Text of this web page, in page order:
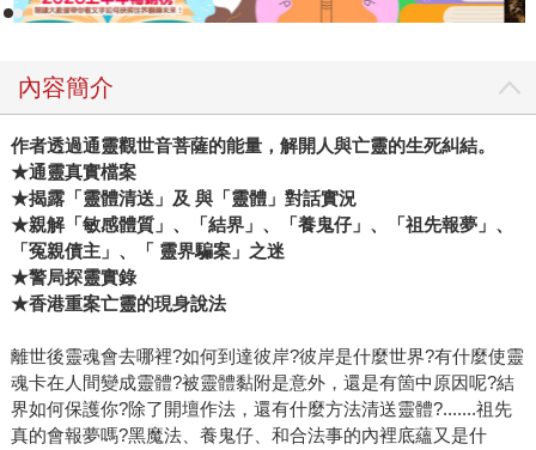
內容簡介
作者透過通靈觀世音菩薩的能量，解開人與亡靈的生死糾結。
★通靈真實檔案
★揭露「靈體清送」及 與「靈體」對話實況
★親解「敏感體質」、「結界」、「養鬼仔」、「祖先報夢」、
「冤親債主」、「 靈界騙案」之迷
★警局探靈實錄
★香港重案亡靈的現身說法
離世後靈魂會去哪裡?如何到達彼岸?彼岸是什麼世界?有什麼使靈
魂卡在人間變成靈體?被靈體黏附是意外，還是有箇中原因呢?結
界如何保護你?除了開壇作法，還有什麼方法清送靈體?.......祖先
真的會報夢嗎?黑魔法、養鬼仔、和合法事的內裡底蘊又是什